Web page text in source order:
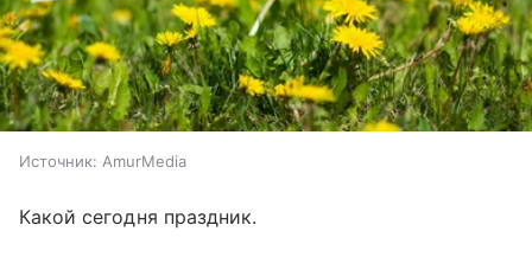
Источник: AmurMedia
Какой сегодня праздник.